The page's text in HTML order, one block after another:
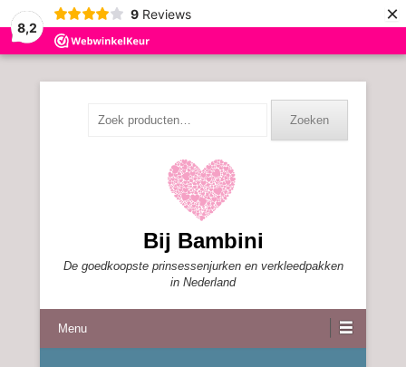
8,2
9 Reviews ×
Zoeken
Bij Bambini
De goedkoopste prinsessenjurken en verkleedpakken
in Nederland
Menu